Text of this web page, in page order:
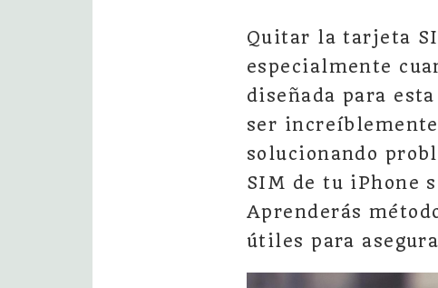
Quitar la tarjeta
especialmente
diseñada para
ser
solucionando
SIM de tu iPhone
Aprenderás
útiles para